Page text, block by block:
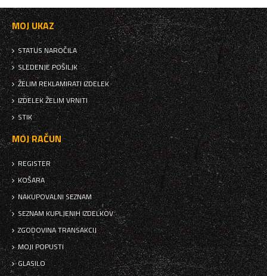
MOJ UKAZ
STATUS NAROČILA
SLEDENJE POŠILJK
ŽELIM REKLAMIRATI IZDELEK
IZDELEK ŽELIM VRNITI
STIK
MOJ RAČUN
REGISTER
KOŠARA
NAKUPOVALNI SEZNAM
SEZNAM KUPLJENIH IZDELKOV
ZGODOVINA TRANSAKCIJ
MOJI POPUSTI
GLASILO